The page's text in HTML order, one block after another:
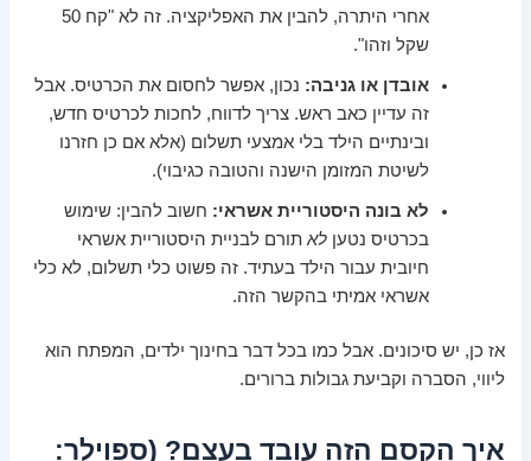
אחרי היתרה, להבין את האפליקציה. זה לא "קח 50
שקל וזהו".
אובדן או גניבה: נכון, אפשר לחסום את הכרטיס. אבל
זה עדיין כאב ראש. צריך לדווח, לחכות לכרטיס חדש,
ובינתיים הילד בלי אמצעי תשלום (אלא אם כן חזרנו
לשיטת המזומן הישנה והטובה כגיבוי).
לא בונה היסטוריית אשראי: חשוב להבין: שימוש
בכרטיס נטעןלא תורם לבניית היסטוריית אשראי
חיובית עבור הילד בעתיד. זה פשוט כלי תשלום, לא כלי
אשראי אמיתי בהקשר הזה.
אז כן, יש סיכונים. אבל כמו בכל דבר בחינוך ילדים, המפתח הוא
ליווי, הסברה וקביעת גבולות ברורים.
איך הקסם הזה עובד בעצם? (ספוילר: